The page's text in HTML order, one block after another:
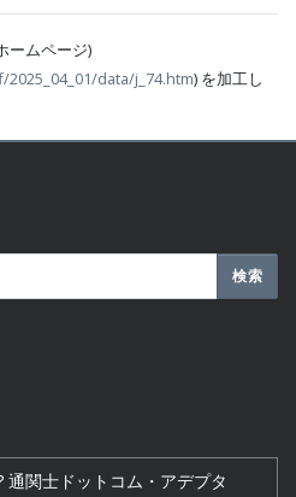
ームページ)
data/j_74.htm) を加工し
通関士ドットコム・アデプタ